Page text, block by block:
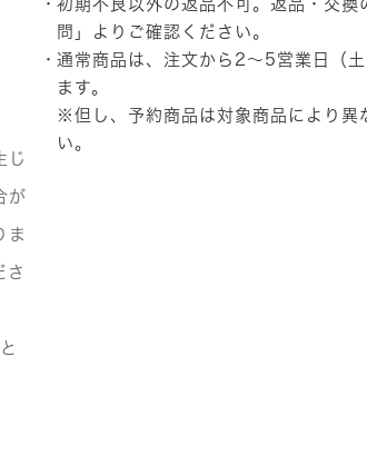
じ
が
ま
さ
グ
ッ
ミ
ニ
キ
ュ
初期不良以外の返品不可。返品・交換
問」
よりご確認ください。
通常商品は、注文から2～5営業日（
ます。
※但し、予約商品は対象商品により異
い。